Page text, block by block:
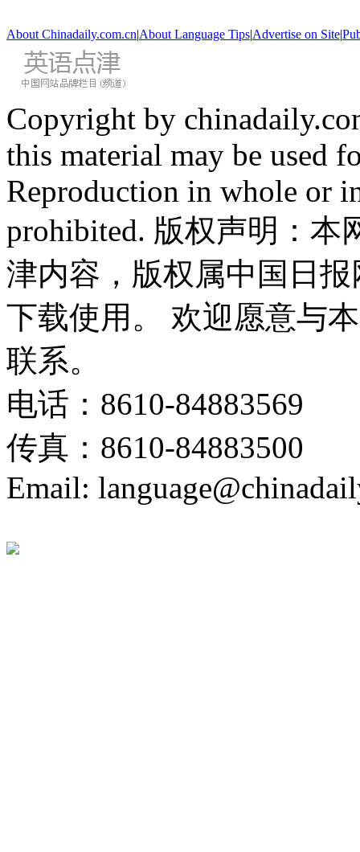
About Chinadaily.com.cn|About Language Tips|Advertise on Site|
Copyright by
this material may be used
Reproduction in whole or
prohibited. 版权声明：
津内容，版权属中国日
下载使用。 欢迎愿意与
联系。
电话：8610-84883569
传真：8610-84883500
Email: